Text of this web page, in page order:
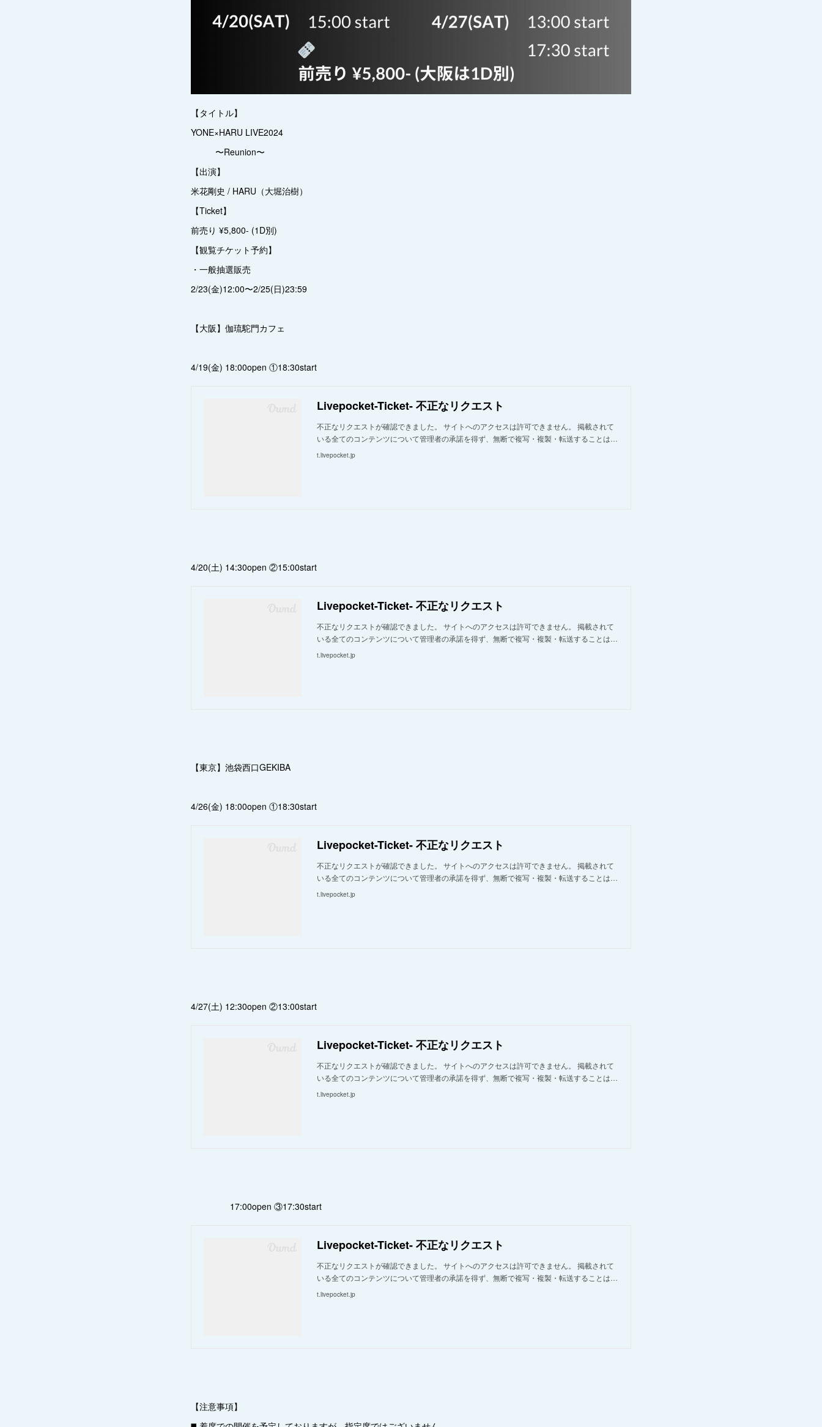
【タイトル】
YONE×HARU LIVE2024
〜Reunion〜
【出演】
米花剛史 / HARU（大堀治樹）
【Ticket】
前売り ¥5,800- (1D別)
【観覧チケット予約】
・一般抽選販売
2/23(金)12:00〜2/25(日)23:59
【大阪】伽琉駝門カフェ
4/19(金) 18:00open ①18:30start
Livepocket-Ticket- 不正なリクエスト
不正なリクエストが確認できました。 サイトへのアクセスは許可できません。 掲載されて
いる全てのコンテンツについて管理者の承諾を得ず、無断で複写・複製・転送することは…
t.livepocket.jp
4/20(土) 14:30open ②15:00start
Livepocket-Ticket- 不正なリクエスト
不正なリクエストが確認できました。 サイトへのアクセスは許可できません。 掲載されて
いる全てのコンテンツについて管理者の承諾を得ず、無断で複写・複製・転送することは…
t.livepocket.jp
【東京】池袋西口GEKIBA
4/26(金) 18:00open ①18:30start
Livepocket-Ticket- 不正なリクエスト
不正なリクエストが確認できました。 サイトへのアクセスは許可できません。 掲載されて
いる全てのコンテンツについて管理者の承諾を得ず、無断で複写・複製・転送することは…
t.livepocket.jp
4/27(土) 12:30open ②13:00start
Livepocket-Ticket- 不正なリクエスト
不正なリクエストが確認できました。 サイトへのアクセスは許可できません。 掲載されて
いる全てのコンテンツについて管理者の承諾を得ず、無断で複写・複製・転送することは…
t.livepocket.jp
17:00open ③17:30start
Livepocket-Ticket- 不正なリクエスト
不正なリクエストが確認できました。 サイトへのアクセスは許可できません。 掲載されて
いる全てのコンテンツについて管理者の承諾を得ず、無断で複写・複製・転送することは…
t.livepocket.jp
【注意事項】